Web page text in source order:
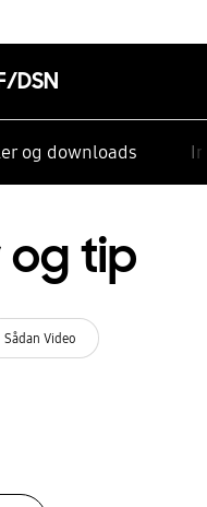
DSN
og downloads
og tip
Sådan Video